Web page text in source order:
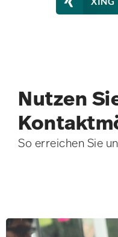
Nutzen
So erreichen Sie